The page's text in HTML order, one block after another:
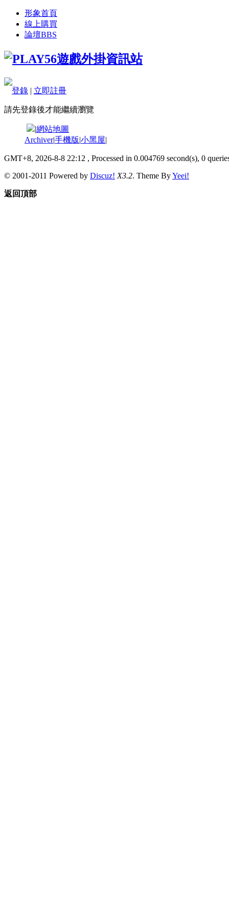
形象首頁
線上購買
論壇BBS
登錄 | 立即註冊
請先登錄後才能繼續瀏覽
|網站地圖
Archiver|手機版|小黑屋|
GMT+8, 2026-8-8 22:12 , Processed in 0.004769 second(s), 0
© 2001-2011 Powered by Discuz! X3.2. Theme ByYeei!
返回頂部